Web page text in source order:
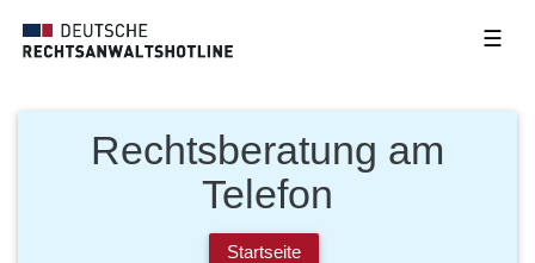
☰
Rechtsberatung am
Telefon
Startseite